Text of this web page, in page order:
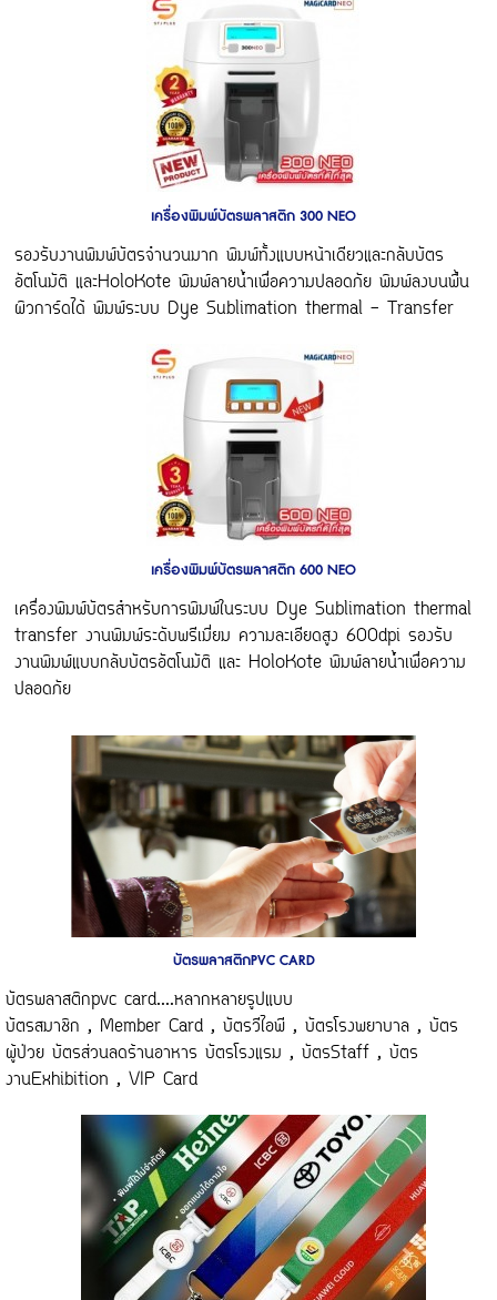
เครื่องพิมพ์บัตรพลาสติก 300 NEO
รองรับงานพิมพ์บัตรจำนวนมาก พิมพ์ทั้งแบบหน้าเดียวและกลับบัตร
อัตโนมัติ และHoloKote พิมพ์ลายน้ำเพื่อความปลอดภัย พิมพ์ลงบนพื้น
ผิวการ์ดได้ พิมพ์ระบบ Dye Sublimation thermal - Transfer
เครื่องพิมพ์บัตรพลาสติก 600 NEO
เครื่องพิมพ์บัตรสำหรับการพิมพ์ในระบบ Dye Sublimation thermal
transfer งานพิมพ์ระดับพรีเมี่ยม ความละเอียดสูง 600dpi รองรับ
งานพิมพ์แบบกลับบัตรอัตโนมัติ และ HoloKote พิมพ์ลายน้ำเพื่อความ
ปลอดภัย
บัตรพลาสติกPVC CARD
บัตรพลาสติกpvc card....หลากหลายรูปแบบ
บัตรสมาชิก , Member Card , บัตรวีไอพี , บัตรโรงพยาบาล , บัตร
ผู้ป่วย บัตรส่วนลดร้านอาหาร บัตรโรงแรม , บัตรStaff , บัตร
งานExhibition , VIP Card